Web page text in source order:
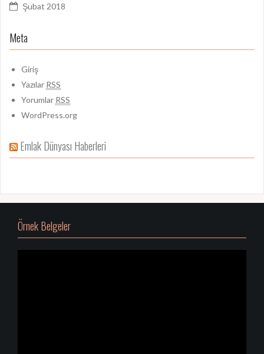
Şubat 2018
Meta
Giriş
Yazılar RSS
Yorumlar RSS
WordPress.org
Emlak Dünyası Haberleri
Örnek Belgeler